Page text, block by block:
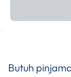
Butuh